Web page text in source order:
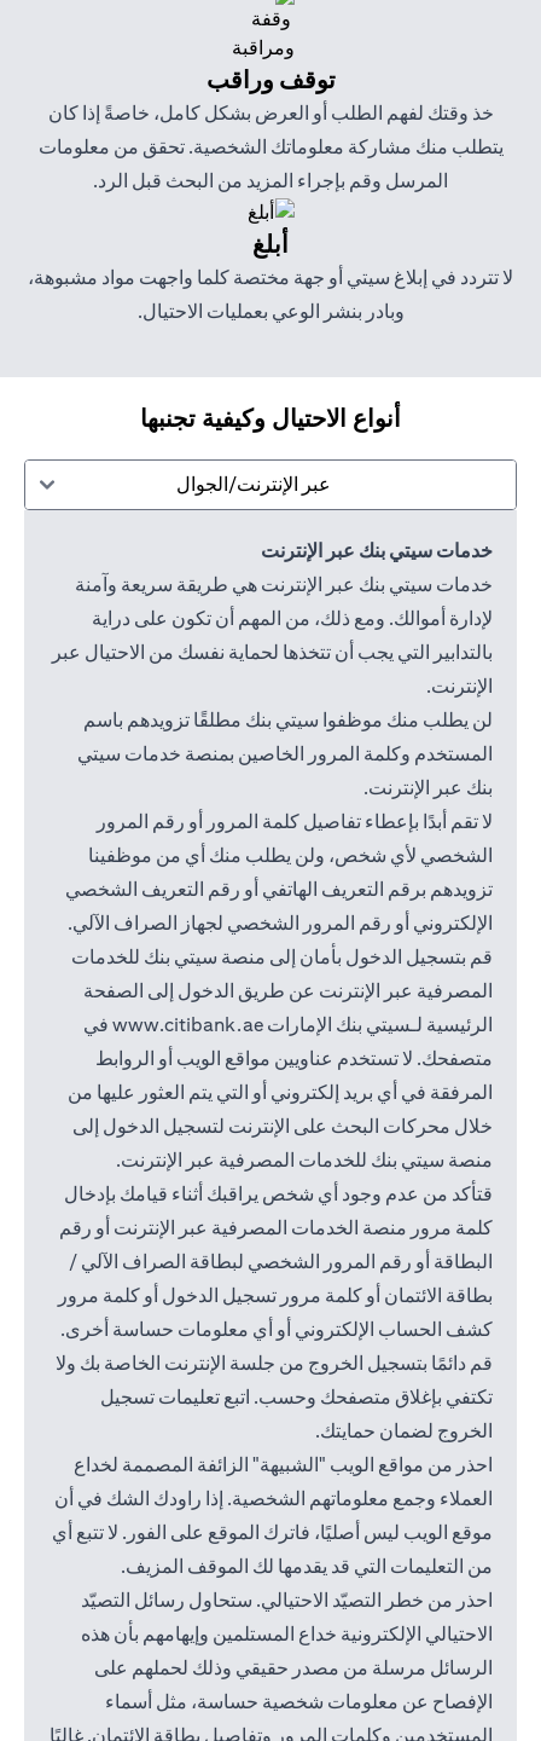
توقف وراقب
خذ وقتك لفهم الطلب أو العرض بشكل كامل، خاصةً إذا كان
يتطلب منك مشاركة معلوماتك الشخصية. تحقق من معلومات
المرسل وقم بإجراء المزيد من البحث قبل الرد.
أبلغ
لا تتردد في إبلاغ سيتي أو جهة مختصة كلما واجهت مواد مشبوهة،
وبادر بنشر الوعي بعمليات الاحتيال.
أنواع الاحتيال وكيفية تجنبها
عبر الإنترنت/الجوال
خدمات سيتي بنك عبر الإنترنت
خدمات سيتي بنك عبر الإنترنت هي طريقة سريعة وآمنة
لإدارة أموالك. ومع ذلك، من المهم أن تكون على دراية
بالتدابير التي يجب أن تتخذها لحماية نفسك من الاحتيال عبر
الإنترنت.
لن يطلب منك موظفوا سيتي بنك مطلقًا تزويدهم باسم
المستخدم وكلمة المرور الخاصين بمنصة خدمات سيتي
بنك عبر الإنترنت.
لا تقم أبدًا بإعطاء تفاصيل كلمة المرور أو رقم المرور
الشخصي لأي شخص، ولن يطلب منك أي من موظفينا
تزويدهم برقم التعريف الهاتفي أو رقم التعريف الشخصي
الإلكتروني أو رقم المرور الشخصي لجهاز الصراف الآلي.
قم بتسجيل الدخول بأمان إلى منصة سيتي بنك للخدمات
المصرفية عبر الإنترنت عن طريق الدخول إلى الصفحة
الرئيسية لـسيتي بنك الإمارات www.citibank.ae
in a new tab
في
متصفحك. لا تستخدم عناويين مواقع الويب أو الروابط
المرفقة في أي بريد إلكتروني أو التي يتم العثور عليها من
خلال محركات البحث على الإنترنت لتسجيل الدخول إلى
منصة سيتي بنك للخدمات المصرفية عبر الإنترنت.
قتأكد من عدم وجود أي شخص يراقبك أثناء قيامك بإدخال
كلمة مرور منصة الخدمات المصرفية عبر الإنترنت أو رقم
البطاقة أو رقم المرور الشخصي لبطاقة الصراف الآلي /
بطاقة الائتمان أو كلمة مرور تسجيل الدخول أو كلمة مرور
كشف الحساب الإلكتروني أو أي معلومات حساسة أخرى.
قم دائمًا بتسجيل الخروج من جلسة الإنترنت الخاصة بك ولا
تكتفي بإغلاق متصفحك وحسب. اتبع تعليمات تسجيل
الخروج لضمان حمايتك.
احذر من مواقع الويب "الشبيهة" الزائفة المصممة لخداع
العملاء وجمع معلوماتهم الشخصية. إذا راودك الشك في أن
موقع الويب ليس أصليًا، فاترك الموقع على الفور. لا تتبع أي
من التعليمات التي قد يقدمها لك الموقف المزيف.
احذر من خطر التصيّد الاحتيالي. ستحاول رسائل التصيّد
الاحتيالي الإلكترونية خداع المستلمين وإيهامهم بأن هذه
الرسائل مرسلة من مصدر حقيقي وذلك لحملهم على
الإفصاح عن معلومات شخصية حساسة، مثل أسماء
المستخدمين وكلمات المرور وتفاصيل بطاقة الائتمان. غالبًا